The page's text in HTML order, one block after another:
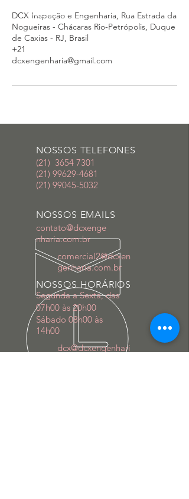
DCX Inspeção e Engenharia, Rua Estrada da
Nogueiras - Chácaras Rio-Petrópolis, Duque
de Caxias - RJ, Brasil
+21
dcxengenharia@gmail.com
NOSSOS TELEFONES
(21) 3654 7301
​(21) 99629-4681
​(21) 99045-5032
NOSSOS EMAILS
contato@dcxenge
nharia.com.br
comercial2@dcxen
genharia.com.br
NOSSOS HORÁRIOS
Segunda a Sexta, das
07h00 às 20h00
Sábado 08h00 às
14h00
dcx@dcxengenhari